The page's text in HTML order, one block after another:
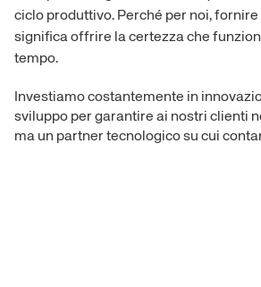
ciclo produttivo. Perché per noi,
significa offrire la certezza che
tempo.
Investiamo costantemente in
sviluppo per garantire ai nostri clienti
ma un partner tecnologico su cui